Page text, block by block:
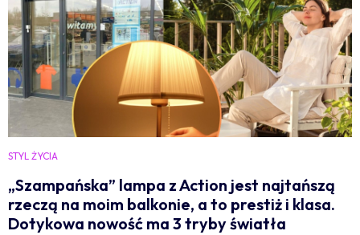
STYL ŻYCIA
„Szampańska” lampa z Action jest najtańszą
rzeczą na moim balkonie, a to prestiż i klasa.
Dotykowa nowość ma 3 tryby światła